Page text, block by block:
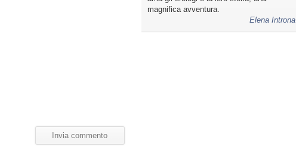
magnifica avventura.
Elena Introna